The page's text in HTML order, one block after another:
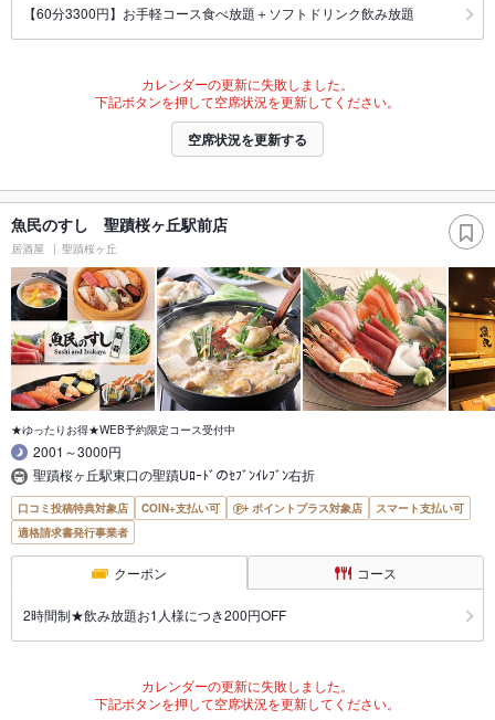
【60分3300円】お手軽コース食べ放題＋ソフトドリンク飲み放題
カレンダーの更新に失敗しました。
下記ボタンを押して空席状況を更新してください。
空席状況を更新する
魚民のすし 聖蹟桜ヶ丘駅前店
居酒屋 聖蹟桜ヶ丘
★ゆったりお得★WEB予約限定コース受付中
2001～3000円
聖蹟桜ヶ丘駅東口の聖蹟Uﾛｰﾄﾞのｾﾌﾞﾝｲﾚﾌﾞﾝ右折
口コミ投稿特典対象店 COIN+支払い可 ポイントプラス対象店
スマート支払い可
適格請求書発行事業者
クーポン コース
2時間制★飲み放題お1人様につき200円OFF
カレンダーの更新に失敗しました。
下記ボタンを押して空席状況を更新してください。